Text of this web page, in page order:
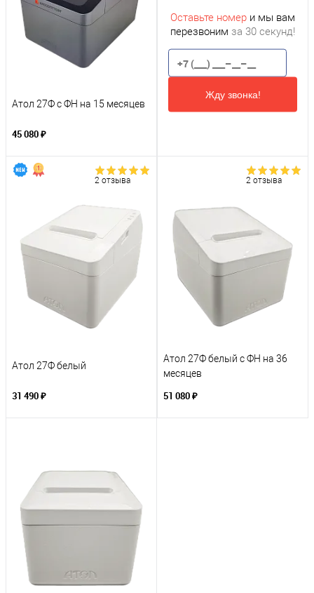
Атол 27Ф с ФН на 15 месяцев
45 080 ₽
Оставьте номер и мы вам
перезвоним за 30 секунд!
Жду звонка!
2 отзыва
Атол 27Ф белый
31 490 ₽
2 отзыва
Атол 27Ф белый с ФН на 36
месяцев
51 080 ₽